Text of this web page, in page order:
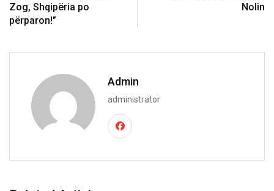
Zog, Shqipëria po
përparon!”
Nolin
Admin
administrator